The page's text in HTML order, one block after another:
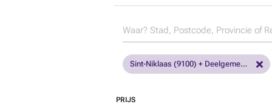
Sint-Niklaas (9100) + Deelgemeenten
PRIJS